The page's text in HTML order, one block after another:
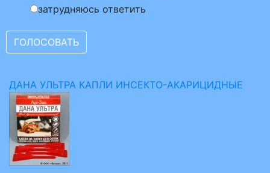
затрудняюсь ответить
ДАНА УЛЬТРА КАПЛИ ИНСЕКТО-АКАРИЦИДНЫЕ